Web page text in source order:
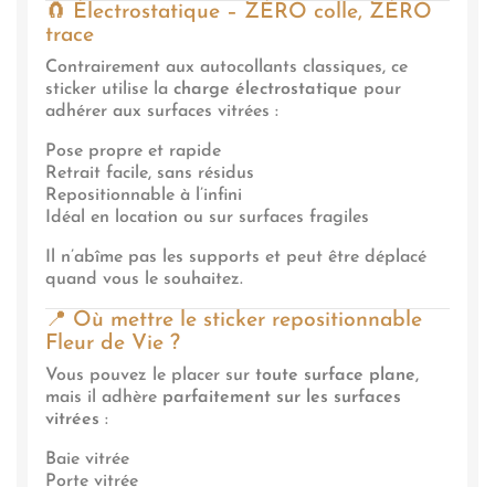
🧲 Électrostatique – ZÉRO colle, ZÉRO
trace
Contrairement aux autocollants classiques, ce
sticker utilise la charge électrostatique pour
adhérer aux surfaces vitrées :
Pose propre et rapide
Retrait facile, sans résidus
Repositionnable à l’infini
Idéal en location ou sur surfaces fragiles
Il n’abîme pas les supports et peut être déplacé
quand vous le souhaitez.
📍 Où mettre le sticker repositionnable
Fleur de Vie ?
Vous pouvez le placer sur toute surface plane,
mais il adhère parfaitement sur les surfaces
vitrées :
Baie vitrée
Porte vitrée